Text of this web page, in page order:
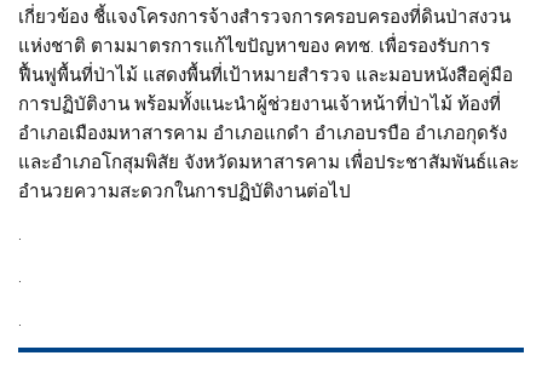
เกี่ยวข้อง ชี้แจงโครงการจ้างสำรวจการครอบครองที่ดินป่าสงวน
แห่งชาติ ตามมาตรการแก้ไขปัญหาของ คทช. เพื่อรองรับการ
ฟื้นฟูพื้นที่ป่าไม้ แสดงพื้นที่เป้าหมายสำรวจ และมอบหนังสือคู่มือ
การปฏิบัติงาน พร้อมทั้งแนะนำผู้ช่วยงานเจ้าหน้าที่ป่าไม้ ท้องที่
อำเภอเมืองมหาสารคาม อำเภอแกดำ อำเภอบรบือ อำเภอกุดรัง
และอำเภอโกสุมพิสัย จังหวัดมหาสารคาม เพื่อประชาสัมพันธ์และ
อำนวยความสะดวกในการปฏิบัติงานต่อไป
.
.
.